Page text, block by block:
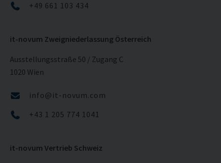
+49 661 103 434
it-novum Zweigniederlassung Österreich
Ausstellungsstraße 50 / Zugang C
1020 Wien
info@it-novum.com
+43 1 205 774 1041
it-novum Vertrieb Schweiz